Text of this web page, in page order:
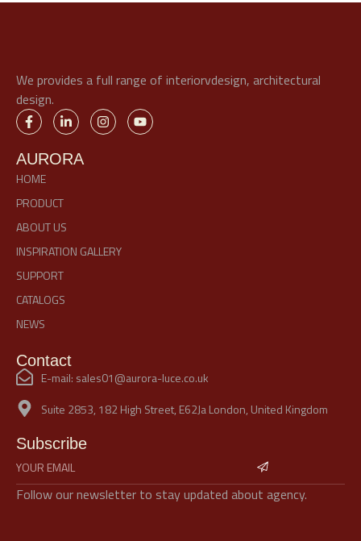
We provides a full range of interiorvdesign, architectural
design.
AURORA
HOME
PRODUCT
ABOUT US
INSPIRATION GALLERY
SUPPORT
CATALOGS
NEWS
Contact
E-mail: sales01@aurora-luce.co.uk
Suite 2853, 182 High Street, E62Ja London, United Kingdom
Subscribe
Follow our newsletter to stay updated about agency.